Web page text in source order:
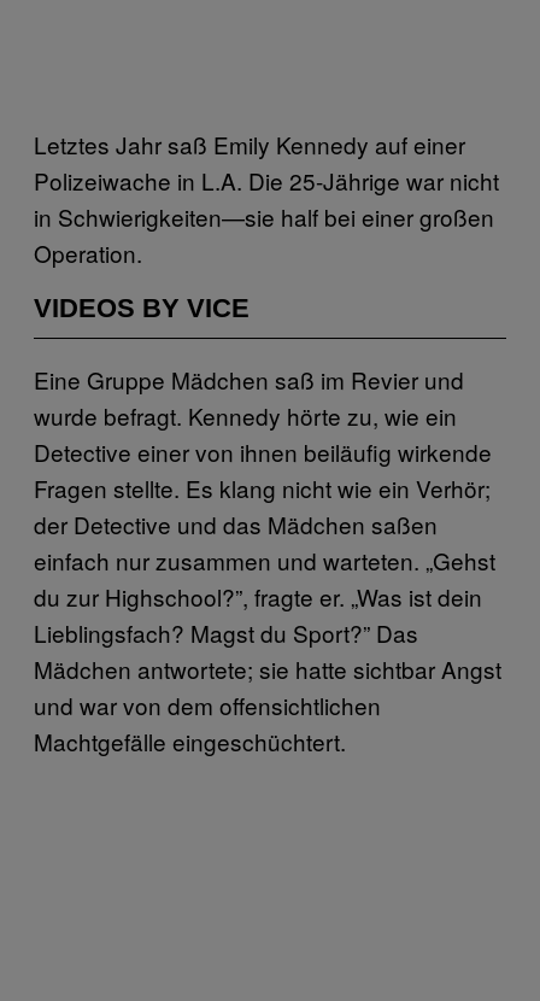
Letztes Jahr saß Emily Kennedy auf einer
Polizeiwache in L.A. Die 25-Jährige war nicht
in Schwierigkeiten—sie half bei einer großen
Operation.
VIDEOS BY VICE
Eine Gruppe Mädchen saß im Revier und
wurde befragt. Kennedy hörte zu, wie ein
Detective einer von ihnen beiläufig wirkende
Fragen stellte. Es klang nicht wie ein Verhör;
der Detective und das Mädchen saßen
einfach nur zusammen und warteten. „Gehst
du zur Highschool?”, fragte er. „Was ist dein
Lieblingsfach? Magst du Sport?” Das
Mädchen antwortete; sie hatte sichtbar Angst
und war von dem offensichtlichen
Machtgefälle eingeschüchtert.